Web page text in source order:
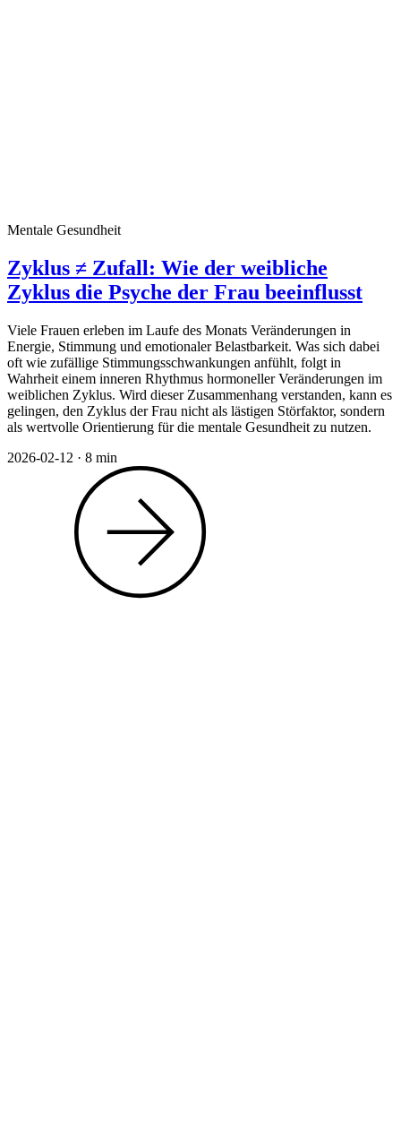
Mentale Gesundheit
Zyklus ≠ Zufall: Wie der weibliche
Zyklus die Psyche der Frau beeinflusst
Viele Frauen erleben im Laufe des Monats Veränderungen in
Energie, Stimmung und emotionaler Belastbarkeit. Was sich dabei
oft wie zufällige Stimmungsschwankungen anfühlt, folgt in
Wahrheit einem inneren Rhythmus hormoneller Veränderungen im
weiblichen Zyklus. Wird dieser Zusammenhang verstanden, kann es
gelingen, den Zyklus der Frau nicht als lästigen Störfaktor, sondern
als wertvolle Orientierung für die mentale Gesundheit zu nutzen.
2026-02-12 · 8 min